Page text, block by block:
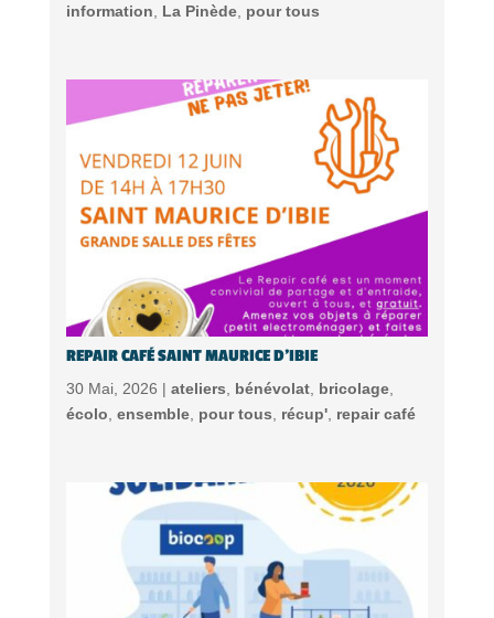
information
La Pinède, pour tous
REPAIR CAFÉ SAINT MAURICE D’IBIE
30 Mai, 2026 | ateliers bénévolat, bricolage,
écolo ensemble, pour tous récup', repair café